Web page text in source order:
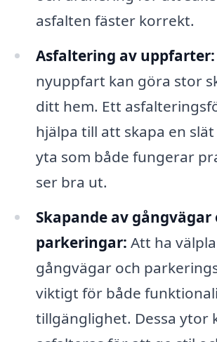
asfalten fäster korrekt.
Asfaltering av uppfarter:
nyuppfart kan göra stor
ditt hem. Ett
hjälpa till att skapa en
yta som både fungerar
ser bra ut.
Skapande av gångvägar
parkeringar: Att ha
gångvägar och
viktigt för både
tillgänglighet. Dessa ytor